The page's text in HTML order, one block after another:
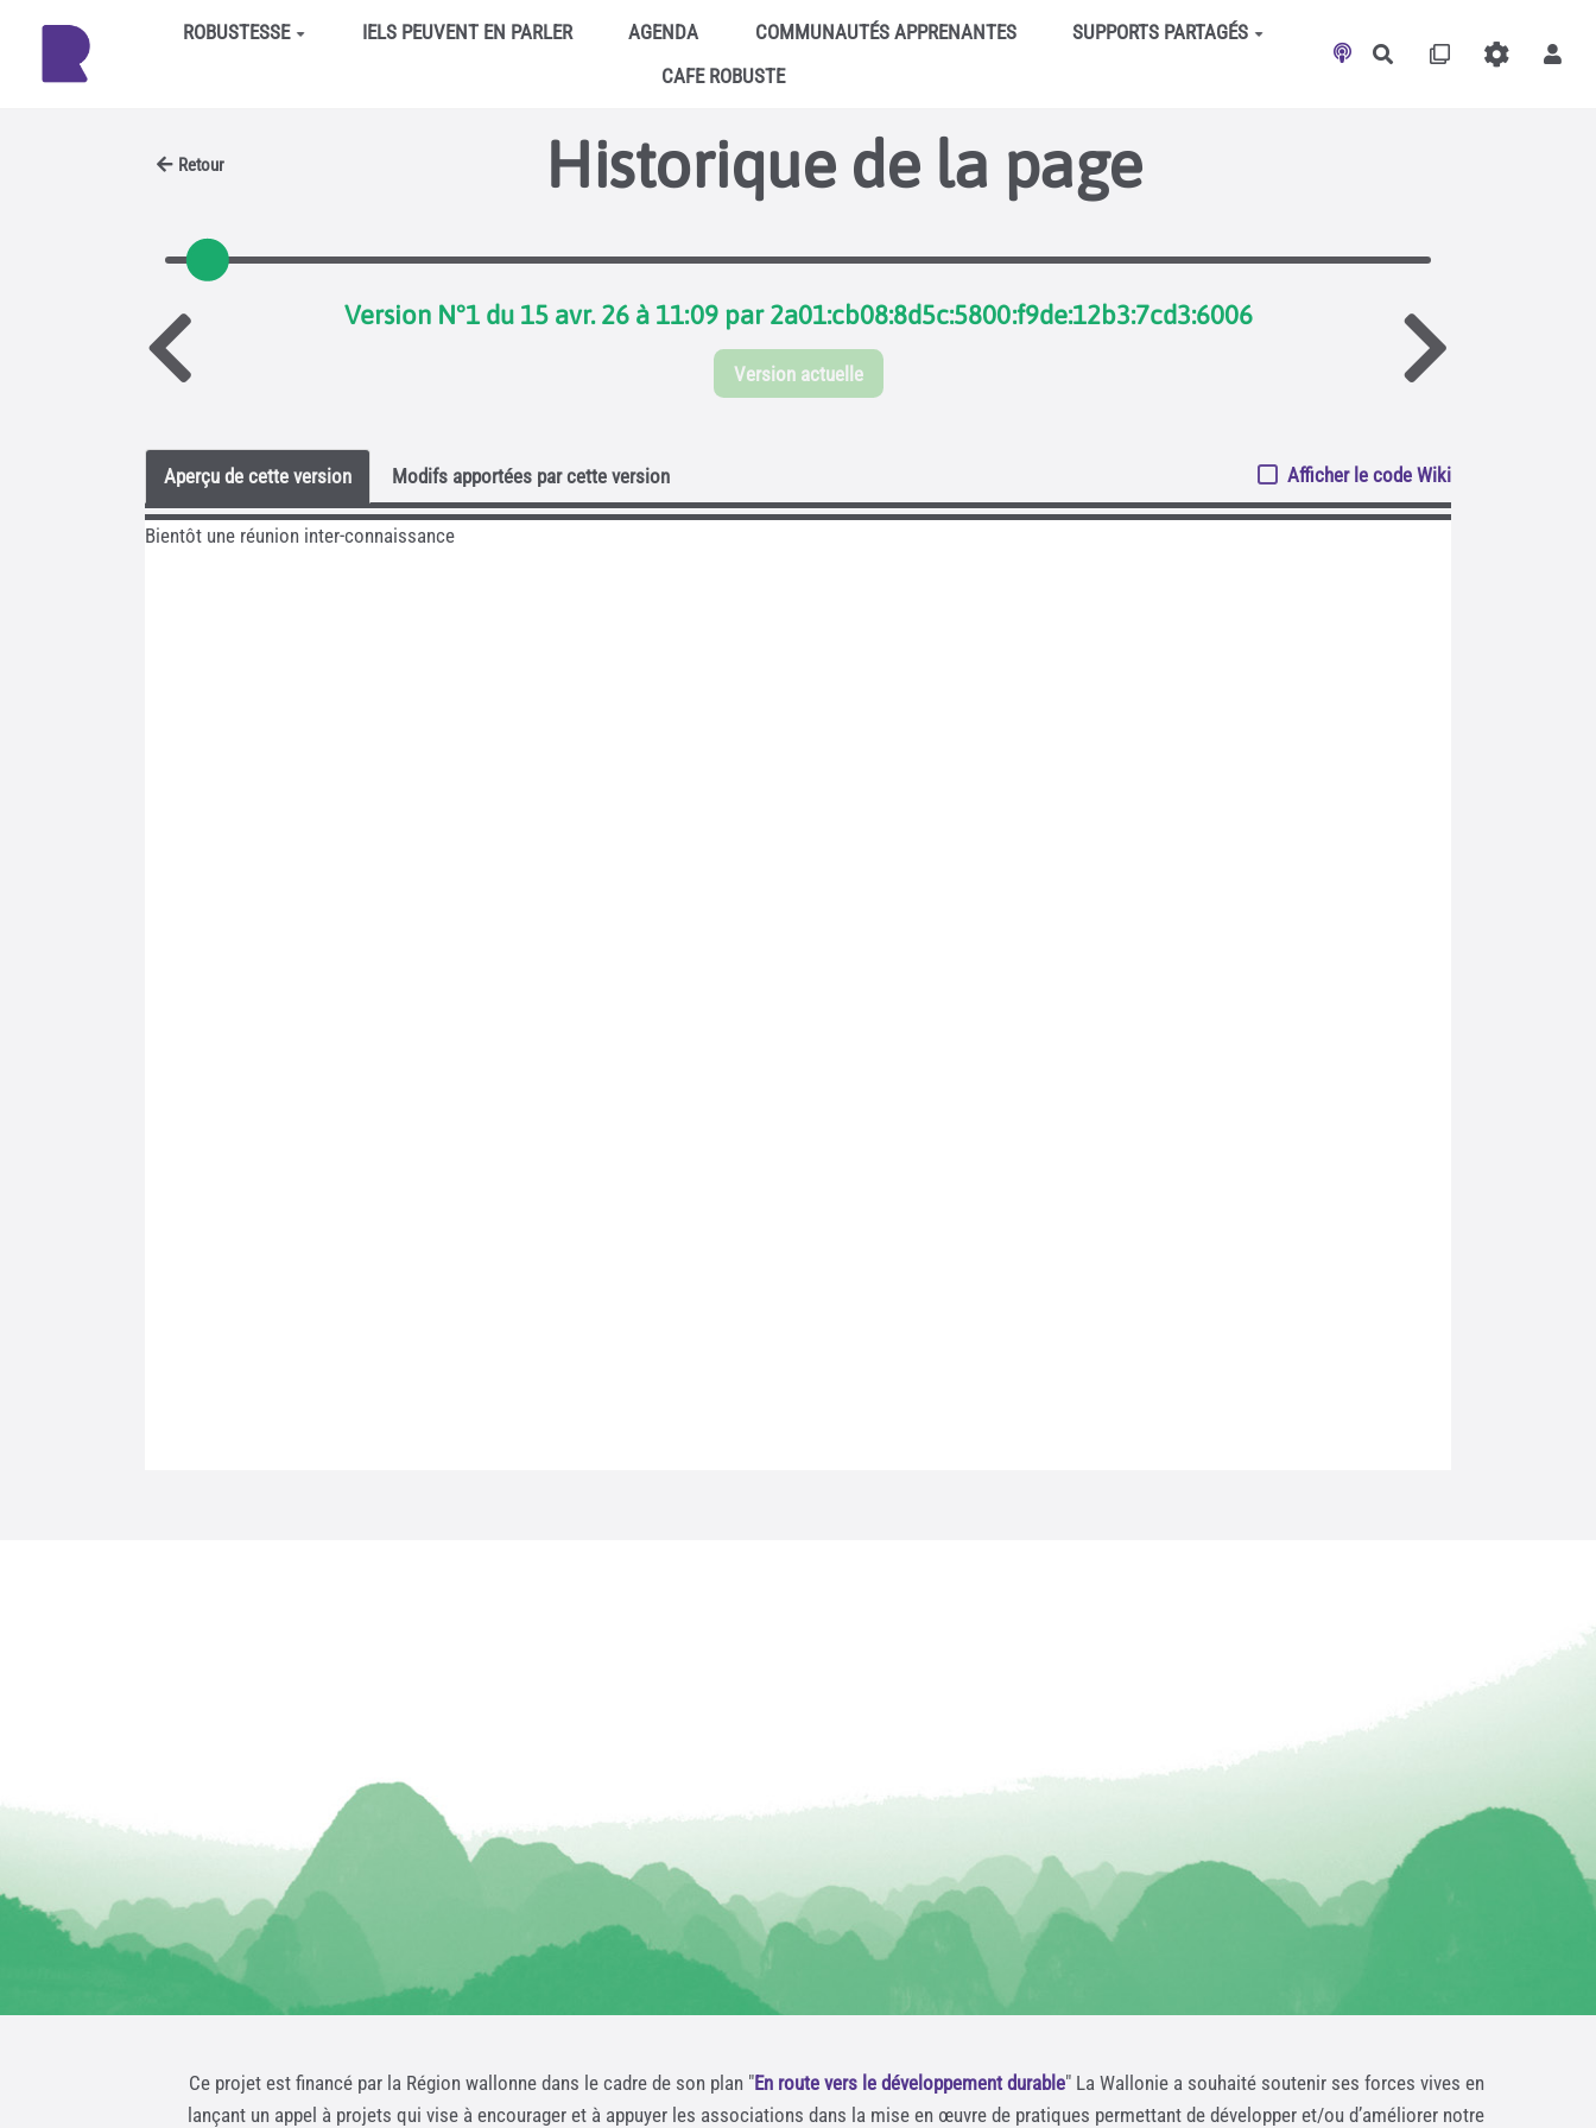
Aller au contenu principalROBUSTESSE IELS PEUVENT EN PARLER AGENDA COMMUNAUTÉS APPRENANTES
SUPPORTS PARTAGÉS
CAFE ROBUSTE
Rechercher
Retour Historique de la page
Version N°1 du 15 avr. 26 à 11:09 par 2a01:cb08:8d5c:5800:f9de:12b3:7cd3:6006
Version actuelle
Aperçu de cette version Modifs apportées par cette version Afficher le code Wiki
Ce projet est financé par la Région wallonne dans le cadre de son plan "En route vers le développement durable" La Wallonie a souhaité soutenir ses forces vives en
lançant un appel à projets qui vise à encourager et à appuyer les associations dans la mise en œuvre de pratiques permettant de développer et/ou d’améliorer notre